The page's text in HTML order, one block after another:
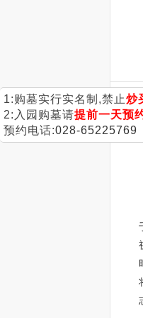
1:购墓实行实名制,禁止炒
2:入园购墓请提前一天预
预约电话:028-65225769